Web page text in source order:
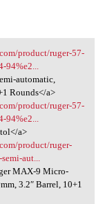
product/ruger-57-
automatic,
Rounds</a>
product/ruger-57-
a>
product/ruger-
aut...
MAX-9 Micro-
3.2″ Barrel, 10+1